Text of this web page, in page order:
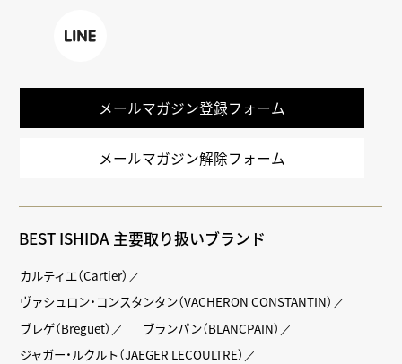
メールマガジン登録フォーム
メールマガジン解除フォーム
BEST ISHIDA 主要取り扱いブランド
カルティエ（Cartier）
ヴァシュロン・コンスタンタン（VACHERON CONSTANTIN）
ブレゲ（Breguet）
ブランパン（BLANCPAIN）
ジャガー・ルクルト（JAEGER LECOULTRE）